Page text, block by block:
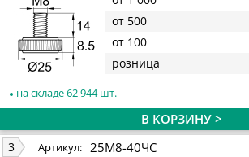
от 500
от 100
розница
на складе 62 944 шт.
В КОРЗИНУ >
3 Артикул: 25М8-40ЧС